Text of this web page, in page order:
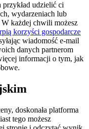
przykład udzielić ci
wydarzeniach lub
każdej chwili możesz
korzyści gospodarcze
wiadomość e-mail
danych partnerom
informacji o tym, jak
doskonała platforma
tego możesz